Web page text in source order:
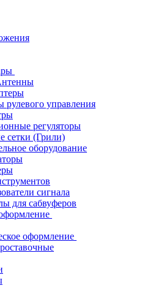
рулевого управления
регуляторы
сетки (Грили)
оборудование
сигнала
для сабвуферов
оформление